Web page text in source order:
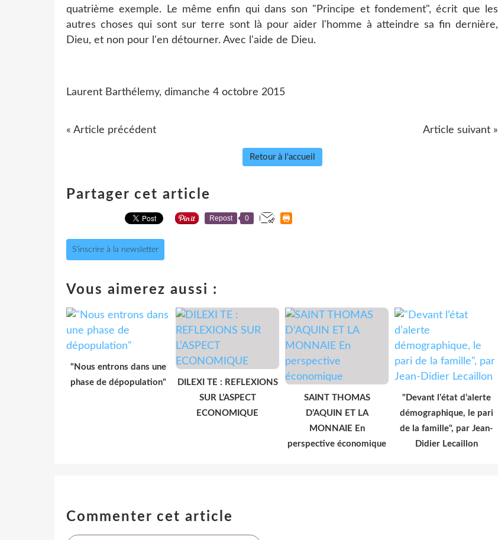
quatrième exemple. Le même enfin qui dans son "Principe et fondement", écrit que les
autres choses qui sont sur terre sont là pour aider l'homme à atteindre sa fin dernière,
Dieu, et non pour l'en détourner. Avec l'aide de Dieu.
Laurent Barthélemy, dimanche 4 octobre 2015
« Article précédent Article suivant »
Retour à l'accueil
Partager cet article
Repost 0
S'inscrire à la newsletter
Vous aimerez aussi :
"Nous entrons dans une
phase de dépopulation"
DILEXI TE : REFLEXIONS
SUR L’ASPECT
ECONOMIQUE
SAINT THOMAS
D’AQUIN ET LA
MONNAIE En
perspective économique
"Devant l’état d’alerte
démographique, le pari
de la famille", par Jean-
Didier Lecaillon
Commenter cet article